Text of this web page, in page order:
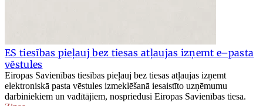
ES tiesības pieļauj bez tiesas atļaujas izņemt e–pasta
vēstules
Eiropas Savienības tiesības pieļauj bez tiesas atļaujas izņemt
elektroniskā pasta vēstules izmeklēšanā iesaistīto uzņēmumu
darbiniekiem un vadītājiem, nospriedusi Eiropas Savienības tiesa.